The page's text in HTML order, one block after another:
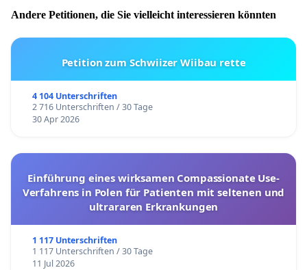
Andere Petitionen, die Sie vielleicht interessieren könnten
Petition zum Schwiizer Wiibau rette
4 104 Unterschriften
2 716 Unterschriften / 30 Tage
30 Apr 2026
Einführung eines wirksamen Compassionate Use-
Verfahrens in Polen für Patienten mit seltenen und
ultrararen Erkrankungen
1 117 Unterschriften
1 117 Unterschriften / 30 Tage
11 Jul 2026